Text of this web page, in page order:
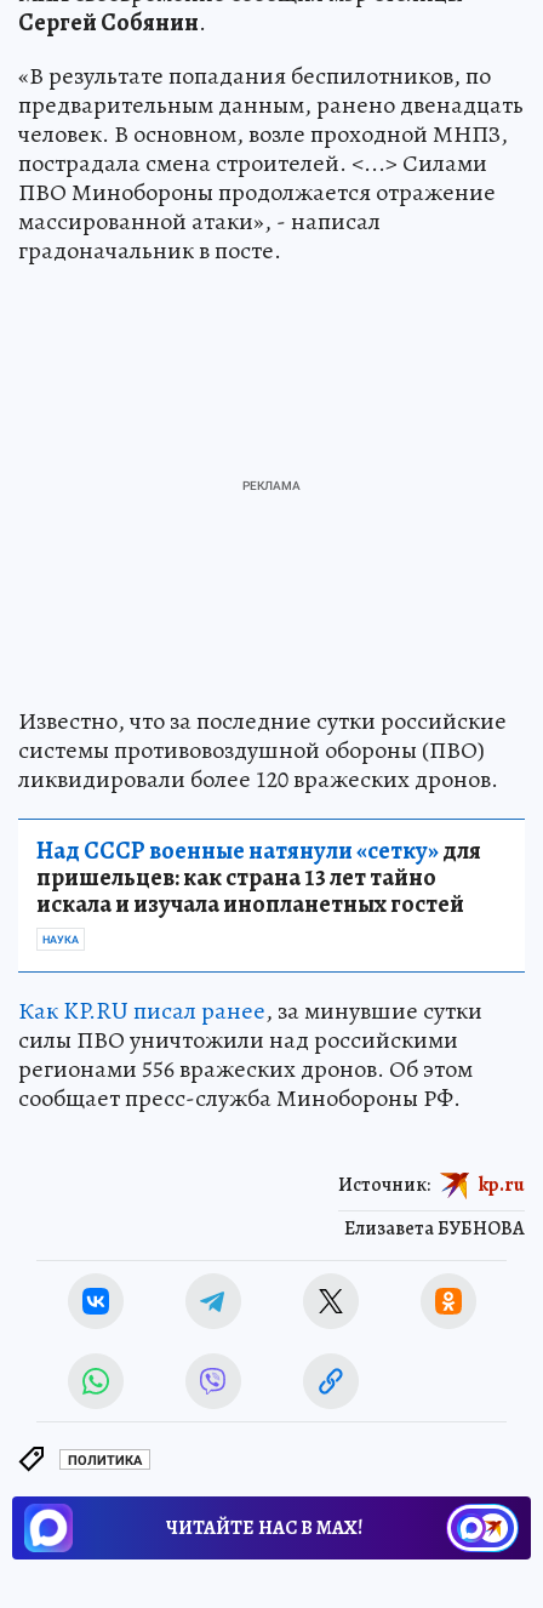
Сергей Собянин.
«В результате попадания беспилотников, по
предварительным данным, ранено двенадцать
человек. В основном, возле проходной МНПЗ,
пострадала смена строителей. <...> Силами
ПВО Минобороны продолжается отражение
массированной атаки», - написал
градоначальник в посте.
Известно, что за последние сутки российские
системы противовоздушной обороны (ПВО)
ликвидировали более 120 вражеских дронов.
Над СССР военные натянули «сетку»для
пришельцев: как страна 13 лет тайно
искала и изучала инопланетных гостей
НАУКА
Как KP.RU писал ранее, за минувшие сутки
силы ПВО уничтожили над российскими
регионами 556 вражеских дронов. Об этом
сообщает пресс-служба Минобороны РФ.
Елизавета БУБНОВА
Источник: kp.ru
ПОЛИТИКА
ЧИТАЙТЕ НАС В МАХ!